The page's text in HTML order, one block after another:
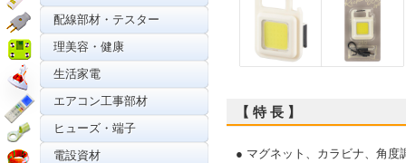
配線部材・テスター
理美容・健康
生活家電
エアコン工事部材
ヒューズ・端子
電設資材
【 特 長 】
● マグネット、カラビナ、角度